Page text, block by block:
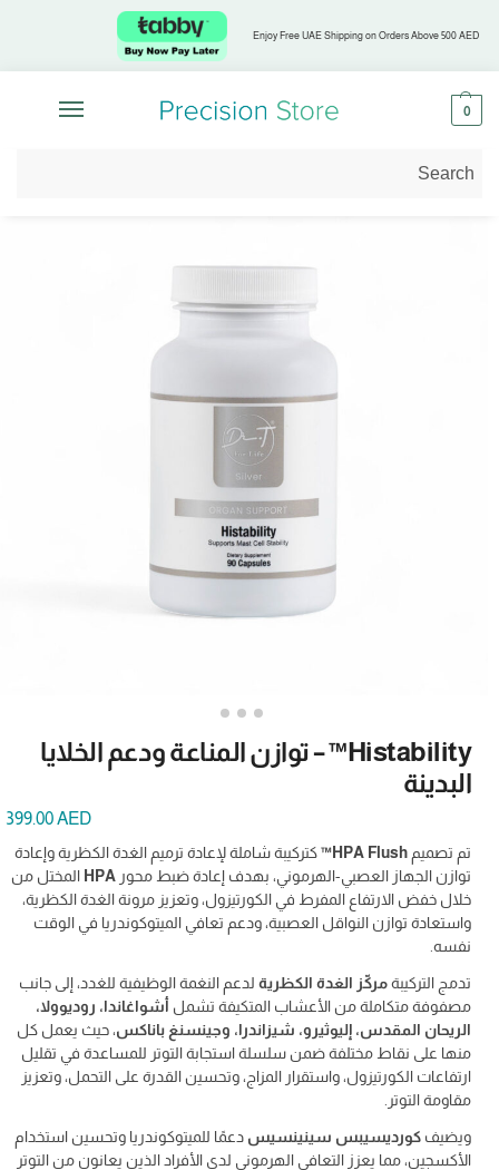
Enjoy Free UAE Shipping on Orders Above 500 AED
0
الرئيسية /
Histability™ – توازن المناعة ودعم الخلايا
البدينة
399.00AED
تم تصميم HPA Flush™
كتركيبة شاملة لإعادة ترميم الغدة الكظرية وإعادة
توازن الجهاز العصبي-الهرموني، بهدف إعادة ضبط محور HPA المختل من
خلال خفض الارتفاع المفرط في الكورتيزول، وتعزيز مرونة الغدة الكظرية،
واستعادة توازن النواقل العصبية، ودعم تعافي الميتوكوندريا في الوقت
نفسه.
تدمج التركيبةمركّز الغدة الكظرية لدعم النغمة الوظيفية للغدد، إلى جانب
مصفوفة متكاملة من الأعشاب المتكيفة تشمل أشواغاندا، روديوولا،
الريحان المقدس، إليوثيرو، شيزاندرا، وجينسنغ باناكس، حيث يعمل كل
منها على نقاط مختلفة ضمن سلسلة استجابة التوتر للمساعدة في تقليل
ارتفاعات الكورتيزول، واستقرار المزاج، وتحسين القدرة على التحمل، وتعزيز
مقاومة التوتر.
ويضيف كورديسيبس سينينسيس دعمًا للميتوكوندريا وتحسين استخدام
الأكسجين، مما يعزز التعافي الهرموني لدى الأفراد الذين يعانون من التوتر